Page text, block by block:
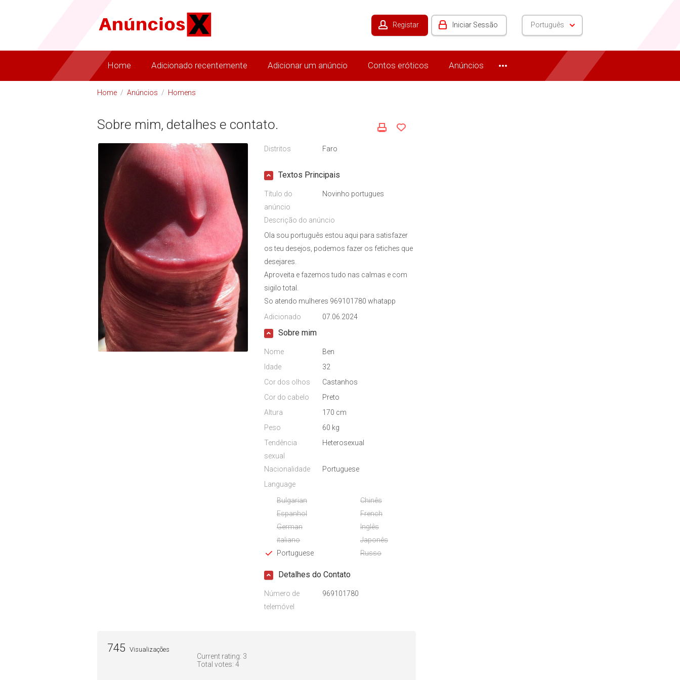
Registar Iniciar Sessão Português
Home Adicionado recentemente Adicionar um anúncio Contos eróticos Anúncios
Home / Anúncios / Homens
Sobre mim, detalhes e contato.
Distritos Faro
Textos Principais
Título do
anúncio
Novinho portugues
Descrição do anúncio
Ola sou português estou aqui para satisfazer
os teu desejos, podemos fazer os fetiches que
desejares.
Aproveita e fazemos tudo nas calmas e com
sigilo total.
So atendo mulheres 969101780 whatapp
Adicionado
07.06.2024
Sobre mim
Nome
Ben
Idade
32
Cor dos olhos
Castanhos
Cor do cabelo
Preto
Altura
170 cm
Peso
60 kg
Tendência
sexual
Heterosexual
Nacionalidade
Portuguese
Language
Bulgarian
Chinês
Espanhol
French
German
Inglês
italiano
Japonês
Portuguese
Russo
Detalhes do Contato
Número de
telemóvel
969101780
Current rating: 3
Total votes: 4
745 Visualizações